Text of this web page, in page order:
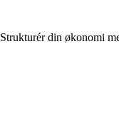
Strukturér din økonomi